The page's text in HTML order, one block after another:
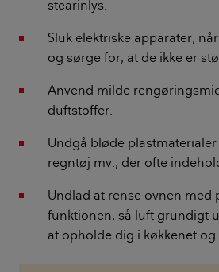
stearinlys.
Sluk elektriske apparater,
og sørge for, at de ikke er
Anvend milde
duftstoffer.
Undgå bløde
regntøj mv., der ofte
Undlad at rense ovnen med
funktionen, så luft grundigt
at opholde dig i køkkenet og